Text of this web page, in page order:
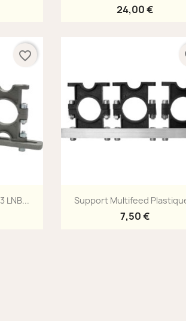
24,00 €
LNB...
favorite_border
Aperçu rapide
Support Multifeed
7,50 €